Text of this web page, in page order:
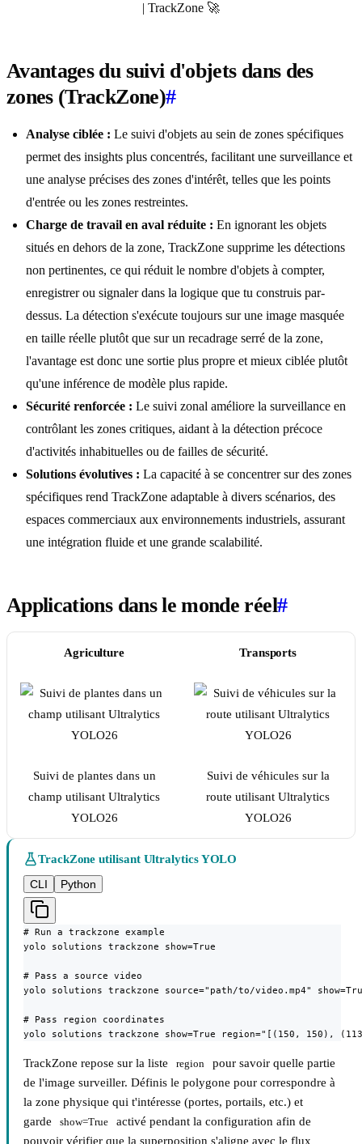
| TrackZone 🚀
Avantages du suivi d'objets dans des
zones (TrackZone)#
Analyse ciblée : Le suivi d'objets au sein de zones spécifiques
permet des insights plus concentrés, facilitant une surveillance et
une analyse précises des zones d'intérêt, telles que les points
d'entrée ou les zones restreintes.
Charge de travail en aval réduite : En ignorant les objets
situés en dehors de la zone, TrackZone supprime les détections
non pertinentes, ce qui réduit le nombre d'objets à compter,
enregistrer ou signaler dans la logique que tu construis par-
dessus. La détection s'exécute toujours sur une image masquée
en taille réelle plutôt que sur un recadrage serré de la zone,
l'avantage est donc une sortie plus propre et mieux ciblée plutôt
qu'une inférence de modèle plus rapide.
Sécurité renforcée : Le suivi zonal améliore la surveillance en
contrôlant les zones critiques, aidant à la détection précoce
d'activités inhabituelles ou de failles de sécurité.
Solutions évolutives : La capacité à se concentrer sur des zones
spécifiques rend TrackZone adaptable à divers scénarios, des
espaces commerciaux aux environnements industriels, assurant
une intégration fluide et une grande scalabilité.
Applications dans le monde réel#
Agriculture Transports
Suivi de plantes dans un
champ utilisant Ultralytics
YOLO26
Suivi de véhicules sur la
route utilisant Ultralytics
YOLO26
TrackZone utilisant Ultralytics YOLO
CLI
Python
# Run a trackzone example
yolo solutions trackzone show=True
# Pass a source video
yolo solutions trackzone source="path/to/video.mp4"
# Pass region coordinates
yolo solutions trackzone show=True region="[(150, 150),
TrackZone repose sur la liste region
pour savoir quelle partie
de l'image surveiller. Définis le polygone pour correspondre à
la zone physique qui t'intéresse (portes, portails, etc.) et
garde
show=True
activé pendant la configuration afin de
pouvoir vérifier que la superposition s'aligne avec le flux